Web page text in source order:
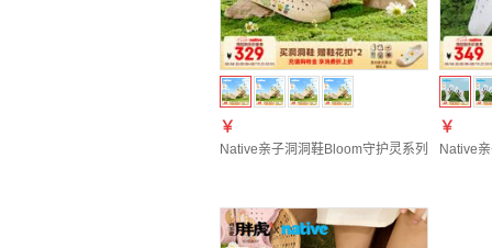
￥
Native亲子洞洞鞋Bloom守护灵系列印花男女
￥
Native